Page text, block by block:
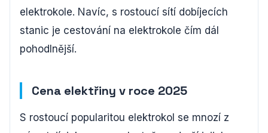
elektrokole. Navíc, s rostoucí sítí dobíjecích
stanic je cestování na elektrokole čím dál
pohodlnější.
Cena elektřiny v roce 2025
S rostoucí popularitou elektrokol se mnozí z